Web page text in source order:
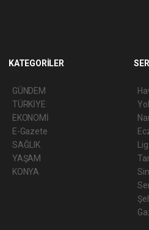
KATEGORİLER
GÜNDEM
TÜRKİYE
EKONOMİ
E-Gazete
SAĞLIK
YAŞAM
KONYA